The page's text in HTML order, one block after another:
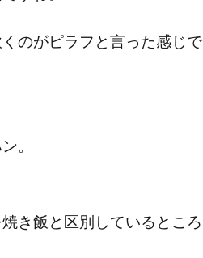
のがピラフと言った感じで
。
き飯と区別しているところ